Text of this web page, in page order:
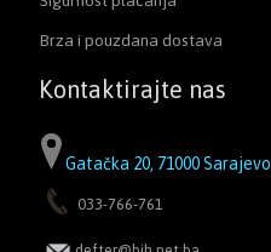
Brza i pouzdana dostava
Kontaktirajte nas
Gatačka 20, 71000 Sarajevo
033-766-761